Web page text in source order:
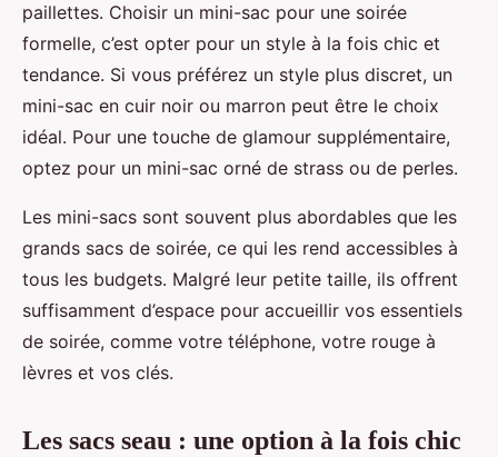
paillettes. Choisir un mini-sac pour une soirée
formelle, c’est opter pour un style à la fois chic et
tendance. Si vous préférez un style plus discret, un
mini-sac en cuir noir ou marron peut être le choix
idéal. Pour une touche de glamour supplémentaire,
optez pour un mini-sac orné de strass ou de perles.
Les mini-sacs sont souvent plus abordables que les
grands sacs de soirée, ce qui les rend accessibles à
tous les budgets. Malgré leur petite taille, ils offrent
suffisamment d’espace pour accueillir vos essentiels
de soirée, comme votre téléphone, votre rouge à
lèvres et vos clés.
Les sacs seau : une option à la fois chic